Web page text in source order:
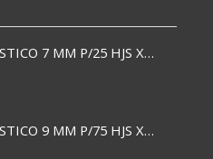
ESPIRAL PLASTICO 7 MM P/25 HJS X50x3000
ESPIRAL PLASTICO 9 MM P/75 HJS X50X2400